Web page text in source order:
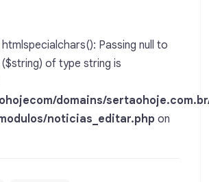
htmlspecialchars(): Passing null to
of type string is
domains/
noticias_editar.php on